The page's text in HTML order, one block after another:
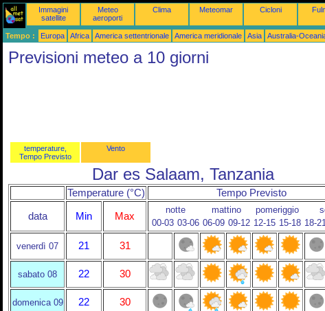
Immagini
satellite
Meteo
aeroporti
Clima Meteomar Cicloni
Tempo : Europa Africa America settentrionale America meridionale Asia Australia-
Previsioni meteo a 10 giorni
temperature,
Tempo Previsto
Vento
Dar es Salaam, Tanzania
Temperature (°C) Tempo Previsto
data Min Max
notte mattino pomeriggio
00-03 03-06 06-09 09-12 12-15 15-18 18-
venerdì 07 21 31
sabato 08 22 30
domenica 09 22 30